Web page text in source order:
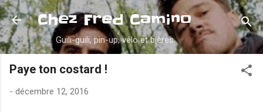
Accéder au contenu principal
Chez Fred Camino
Guili-guili, pin-up, vélo et bières
Paye ton costard !
- décembre 12, 2016